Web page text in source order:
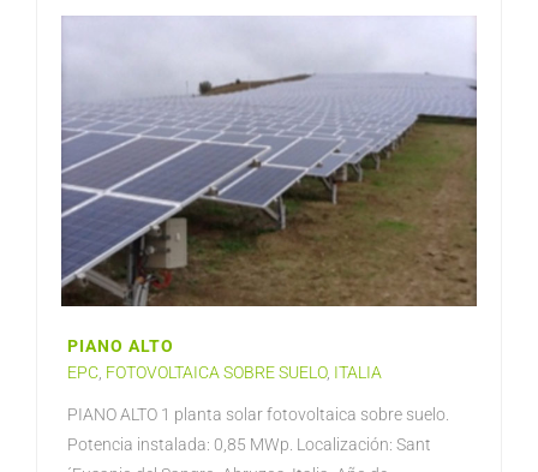
PIANO ALTO
EPC FOTOVOLTAICA SOBRE SUELO, ITALIA
PIANO ALTO 1 planta solar fotovoltaica sobre suelo.
Potencia instalada: 0,85 MWp. Localización: Sant